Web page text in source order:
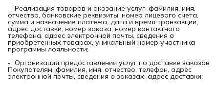
- Реализация товаров и оказание услуг: фамилия, имя,
отчество, банковские реквизиты, номер лицевого счета,
сумма и назначение платежа, дата и время транзакции,
адрес доставки, номер заказа, номер контактного
телефона, адрес электронной почты, сведения о
приобретенных товарах, уникальный номер участника
программы лояльности;
- Организация предоставления услуг по доставке заказов
Покупателям: фамилия, имя, отчество, телефон, адрес
электронной почты, сведения о заказах, адрес доставки;